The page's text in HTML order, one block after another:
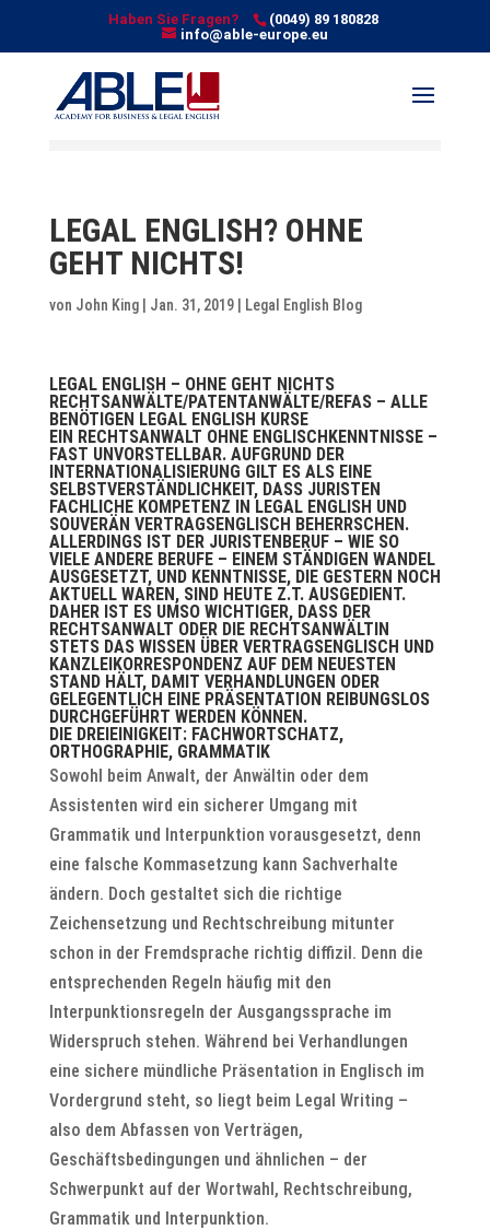
Haben Sie Fragen?
(0049) 89 180828
info@able-europe.eu
LEGAL ENGLISH? OHNE
GEHT NICHTS!
von John King| Jan. 31, 2019 | Legal English Blog
LEGAL ENGLISH – OHNE GEHT NICHTS
RECHTSANWÄLTE/PATENTANWÄLTE/REFAS – ALLE
BENÖTIGEN LEGAL ENGLISH KURSE
EIN RECHTSANWALT OHNE ENGLISCHKENNTNISSE –
FAST UNVORSTELLBAR. AUFGRUND DER
INTERNATIONALISIERUNG GILT ES ALS EINE
SELBSTVERSTÄNDLICHKEIT, DASS JURISTEN
FACHLICHE KOMPETENZ IN LEGAL ENGLISH UND
SOUVERÄN VERTRAGSENGLISCH BEHERRSCHEN.
ALLERDINGS IST DER JURISTENBERUF – WIE SO
VIELE ANDERE BERUFE – EINEM STÄNDIGEN WANDEL
AUSGESETZT, UND KENNTNISSE, DIE GESTERN NOCH
AKTUELL WAREN, SIND HEUTE Z.T. AUSGEDIENT.
DAHER IST ES UMSO WICHTIGER, DASS DER
RECHTSANWALT ODER DIE RECHTSANWÄLTIN
STETS DAS WISSEN ÜBER VERTRAGSENGLISCH UND
KANZLEIKORRESPONDENZ AUF DEM NEUESTEN
STAND HÄLT, DAMIT VERHANDLUNGEN ODER
GELEGENTLICH EINE PRÄSENTATION REIBUNGSLOS
DURCHGEFÜHRT WERDEN KÖNNEN.
DIE DREIEINIGKEIT: FACHWORTSCHATZ,
ORTHOGRAPHIE, GRAMMATIK
Sowohl beim Anwalt, der Anwältin oder dem
Assistenten wird ein sicherer Umgang mit
Grammatik und Interpunktion vorausgesetzt, denn
eine falsche Kommasetzung kann Sachverhalte
ändern. Doch gestaltet sich die richtige
Zeichensetzung und Rechtschreibung mitunter
schon in der Fremdsprache richtig diffizil. Denn die
entsprechenden Regeln häufig mit den
Interpunktionsregeln der Ausgangssprache im
Widerspruch stehen. Während bei Verhandlungen
eine sichere mündliche Präsentation in Englisch im
Vordergrund steht, so liegt beim Legal Writing –
also dem Abfassen von Verträgen,
Geschäftsbedingungen und ähnlichen – der
Schwerpunkt auf der Wortwahl, Rechtschreibung,
Grammatik und Interpunktion.